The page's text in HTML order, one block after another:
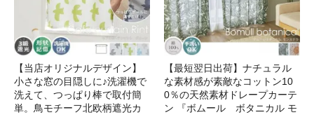
【当店オリジナルデザイン】
小さな窓の目隠しに♪洗濯機で
洗えて、つっぱり棒で取付簡
単。鳥モチーフ北欧柄遮光カ
【最短翌日出荷】ナチュラル
な素材感が素敵なコットン10
0％の天然素材ドレープカーテ
ン 『ボムール ボタニカル モ